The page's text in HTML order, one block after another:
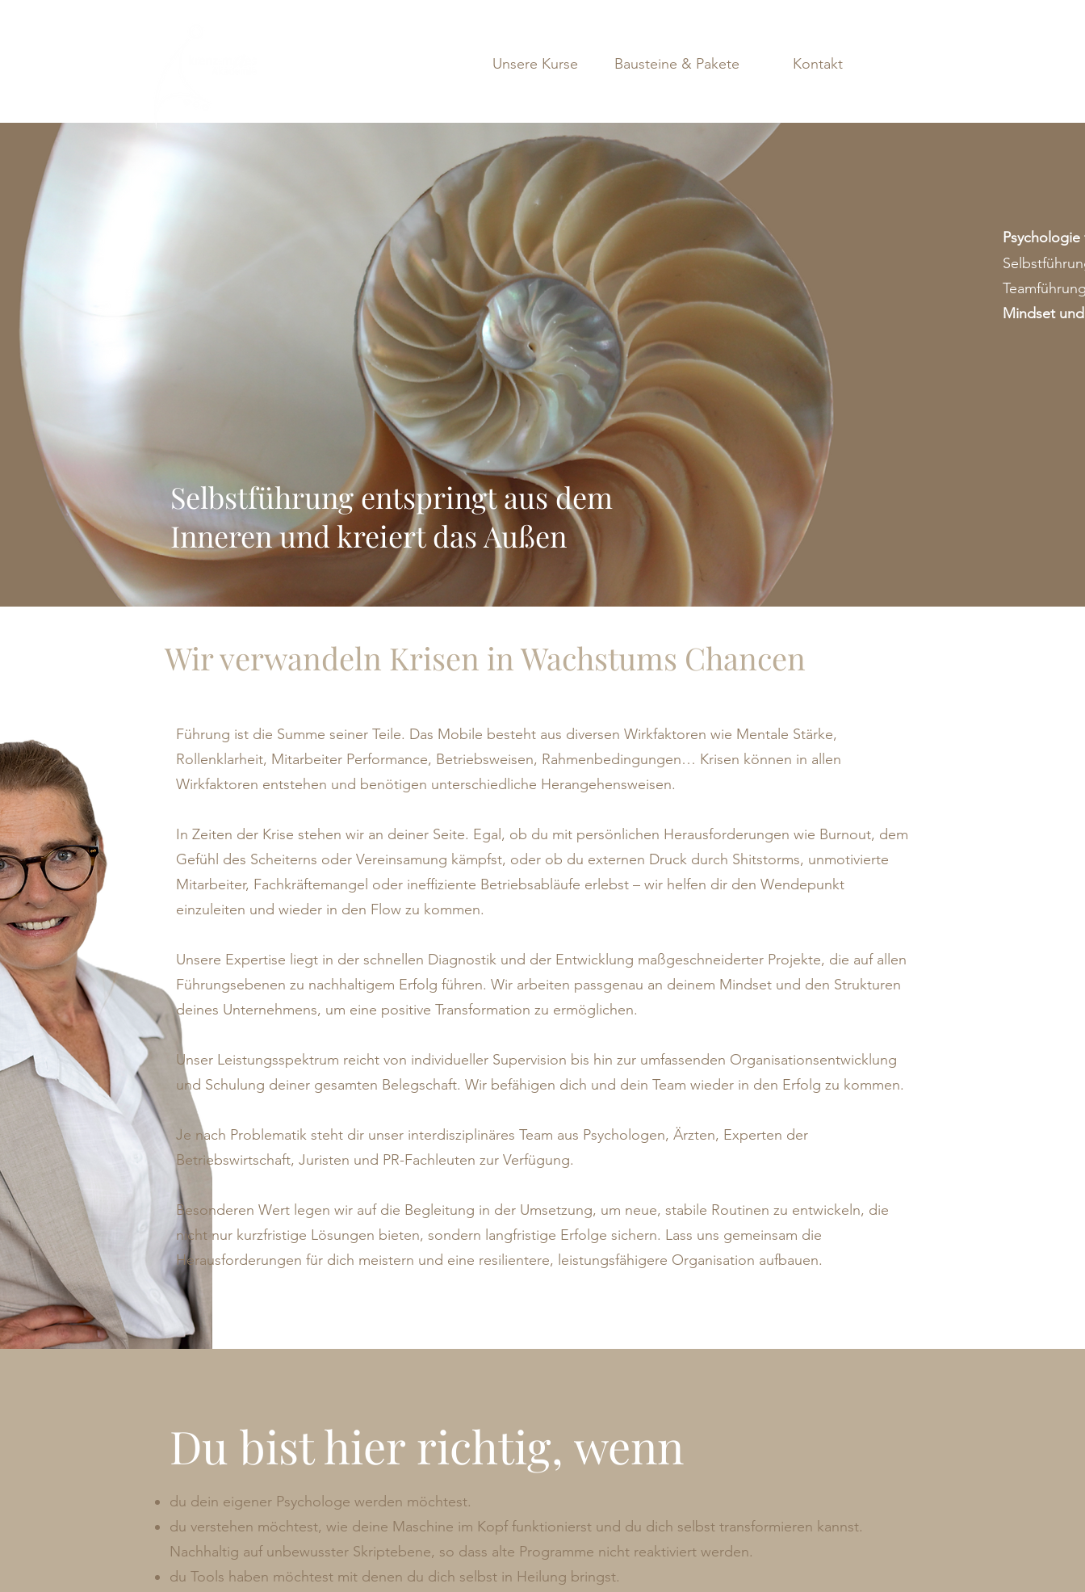
Unsere Kurse Bausteine & Pakete Kontakt
Mindset
Selbstführung entspringt aus dem
Inneren und kreiert das Außen
Wir verwandeln Krisen in Wachstums Chancen
Führung ist die Summe seiner Teile. Das Mobile besteht aus diversen Wirkfaktoren wie Mentale Stärke,
Rollenklarheit, Mitarbeiter Performance, Betriebsweisen, Rahmenbedingungen… Krisen können in allen
Wirkfaktoren entstehen und benötigen unterschiedliche Herangehensweisen.
In Zeiten der Krise stehen wir an deiner Seite. Egal, ob du mit persönlichen Herausforderungen wie Burnout, dem
Gefühl des Scheiterns oder Vereinsamung kämpfst, oder ob du externen Druck durch Shitstorms, unmotivierte
Mitarbeiter, Fachkräftemangel oder ineffiziente Betriebsabläufe erlebst – wir helfen dir den Wendepunkt
einzuleiten und wieder in den Flow zu kommen.
Unsere Expertise liegt in der schnellen Diagnostik und der Entwicklung maßgeschneiderter Projekte, die auf allen
Führungsebenen zu nachhaltigem Erfolg führen. Wir arbeiten passgenau an deinem Mindset und den Strukturen
deines Unternehmens, um eine positive Transformation zu ermöglichen.
Unser Leistungsspektrum reicht von individueller Supervision bis hin zur umfassenden Organisationsentwicklung
und Schulung deiner gesamten Belegschaft. Wir befähigen dich und dein Team wieder in den Erfolg zu kommen.
Je nach Problematik steht dir unser interdisziplinäres Team aus Psychologen, Ärzten, Experten der
Betriebswirtschaft, Juristen und PR-Fachleuten zur Verfügung.
Besonderen Wert legen wir auf die Begleitung in der Umsetzung, um neue, stabile Routinen zu entwickeln, die
nicht nur kurzfristige Lösungen bieten, sondern langfristige Erfolge sichern. Lass uns gemeinsam die
Herausforderungen für dich meistern und eine resilientere, leistungsfähigere Organisation aufbauen.
Du bist hier richtig, wenn
du dein eigener Psychologe werden möchtest.
du verstehen möchtest, wie deine Maschine im Kopf funktionierst und du dich selbst transformieren kannst.
Nachhaltig auf unbewusster Skriptebene, so dass alte Programme nicht reaktiviert werden.
du Tools haben möchtest mit denen du dich selbst in Heilung bringst.